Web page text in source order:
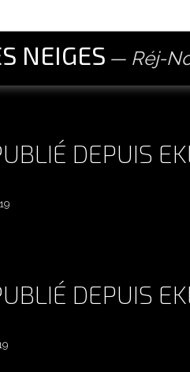
NEIGES Réj-
DEPUIS
DEPUIS